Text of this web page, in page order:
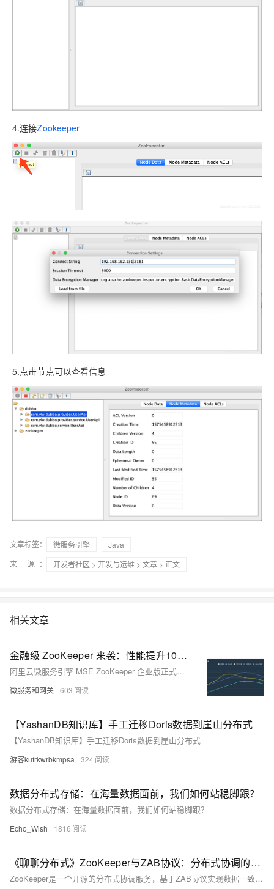
4.连接Zookeeper
5.点击节点可以查看信息
文章标签： 微服务引擎
Java
来 源：
开发者社区 > 开发与运维 > 文章 > 正文
相关文章
金融级 ZooKeeper 来袭：性能提升100%，SLA 99.99%，数据防护升级
阿里云微服务引擎 MSE ZooKeeper 企业版正式发布，提供比专业版更高的稳定性与安全能力，SLA 达 99.99%，整体服务性能提升 100%。针对关键业务，企业版通过独享资源池实现更高规格配额，满足大规模需求。此外新增数据备份容灾、容量管理反脆弱限流等功能，提升整体企业级特性，助力企业应对复杂业务挑战。
微服务和网关 603
【YashanDB知识库】手工迁移Doris数据到崖山分布式
【YashanDB知识库】手工迁移Doris数据到崖山分布式
游客kufrkwrbkmpsa 324
数据分布式存储：在海量数据面前，我们如何站稳脚跟？
数据分布式存储：在海量数据面前，我们如何站稳脚跟？
Echo_Wish 1816
《聊聊分布式》ZooKeeper与ZAB协议：分布式协调的核心引擎
ZooKeeper是一个开源的分布式协调服务，基于ZAB协议实现数据一致性，提供分布式锁、配置管理、领导者选举等核心功能，具有高可用、强一致和简单易用的特点，广泛应用于Kafka、Hadoop等大型分布式系统中。